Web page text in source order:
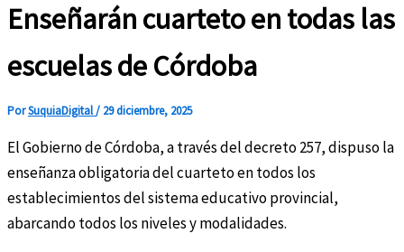
Enseñarán cuarteto en todas las
escuelas de Córdoba
PorSuquiaDigital/ 29 diciembre, 2025
El Gobierno de Córdoba, a través del decreto 257, dispuso la
enseñanza obligatoria del cuarteto en todos los
establecimientos del sistema educativo provincial,
abarcando todos los niveles y modalidades.